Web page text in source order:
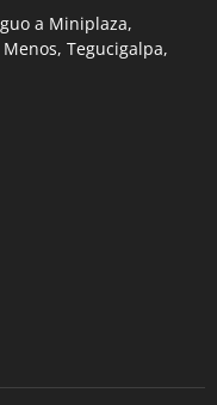
a Miniplaza,
Tegucigalpa,